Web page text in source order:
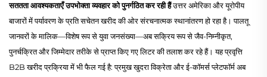
सततता आवश्यकताएँ उपभोक्ता व्यवहार को पुनर्गठित कर रही हैंउत्तर अमेरिका और यूरोपीय
बाजारों में पर्यावरण के प्रति सचेतन खरीद की ओर संरचनात्मक स्थानांतरण हो रहा है। पालतू
जानवरों के मालिक—विशेष रूप से युवा जनसंख्या—अब सक्रिय रूप से जैव-निम्नीकृत,
पुनर्चक्रित और जिम्मेदार तरीके से प्राप्त किए गए लिटर की तलाश कर रहे हैं। यह प्रवृत्ति
B2B खरीद प्रक्रिया में भी फैल गई है: प्रमुख खुदरा विक्रेता और ई-कॉमर्स प्लेटफॉर्म अब